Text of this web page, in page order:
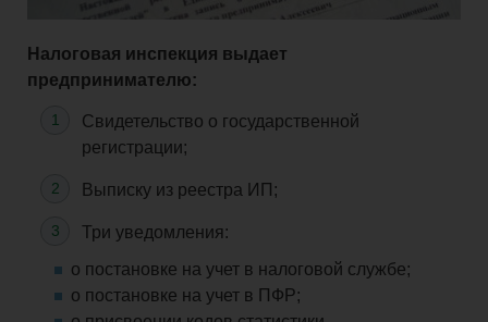
Налоговая инспекция выдает
предпринимателю:
Свидетельство о государственной
регистрации;
Выписку из реестра ИП;
Три уведомления:
о постановке на учет в налоговой службе;
о постановке на учет в ПФР;